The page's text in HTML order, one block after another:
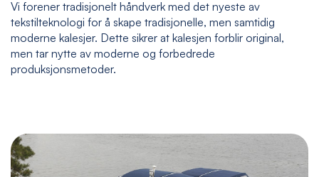
Vi forener tradisjonelt håndverk med det nyeste av
tekstilteknologi for å skape tradisjonelle, men samtidig
moderne kalesjer. Dette sikrer at kalesjen forblir original,
men tar nytte av moderne og forbedrede
produksjonsmetoder.